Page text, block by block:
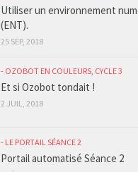
Utiliser un environnement
(ENT).
25 SEP, 2018
- OZOBOT EN COULEURS, CYCLE 3
Et si Ozobot tondait !
2 JUIL, 2018
- LE PORTAIL SÉANCE 2
Portail automatisé Séance 2